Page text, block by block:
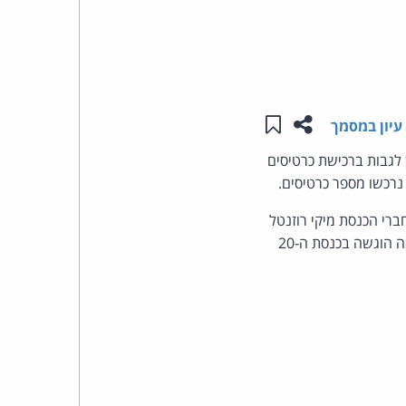
שתפו עמוד זה
שמור ב"תכנים שלי"
עיון במסמך
לגבות ברכישת כרטיסים
הכנסת מיקי רוזנטל
]. הצעת חוק דומה הוגשה בכנסת ה-20